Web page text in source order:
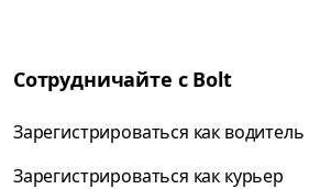
Сотрудничайте с Bolt
Зарегистрироваться как водитель
Зарегистрироваться как курьер